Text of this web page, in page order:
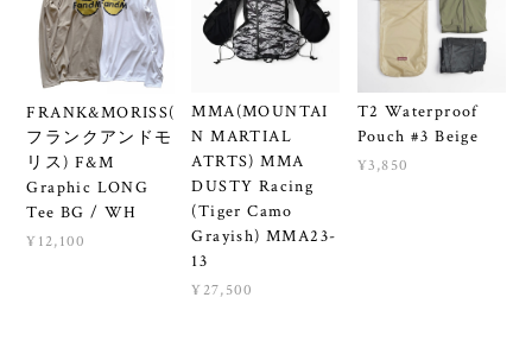
FRANK&MORISS(
フランクアンドモ
リス) F&M
Graphic LONG
Tee BG / WH
¥12,100
MMA(MOUNTAI
N MARTIAL
ATRTS) MMA
DUSTY Racing
(Tiger Camo
Grayish) MMA23-
13
¥27,500
T2 Waterproof
Pouch #3 Beige
¥3,850